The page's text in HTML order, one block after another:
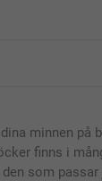
minnen på
finns i
som